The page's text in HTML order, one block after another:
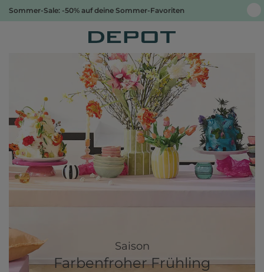
Sommer-Sale: -50% auf deine Sommer-Favoriten
Farbenfroher Frühling
Saison